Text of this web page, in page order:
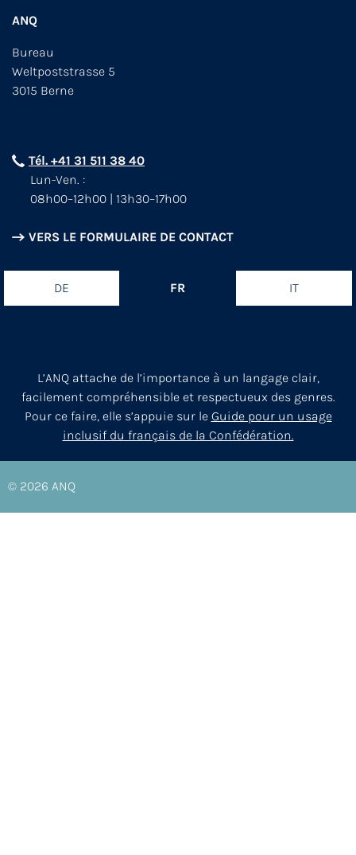
ANQ
Bureau
Weltpoststrasse 5
3015 Berne
Tél. +41 31 511 38 40
Lun-Ven. :
08h00–12h00 | 13h30–17h00
VERS LE FORMULAIRE DE CONTACT
DE FR IT
L’ANQ attache de l’importance à un langage clair,
facilement compréhensible et respectueux des genres.
Pour ce faire, elle s’appuie sur le Guide pour un usage
inclusif du français de la Confédération.
© 2026 ANQ